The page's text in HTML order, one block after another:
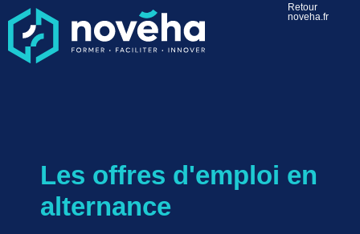
Retour
noveha.fr
Les offres d'emploi en
alternance